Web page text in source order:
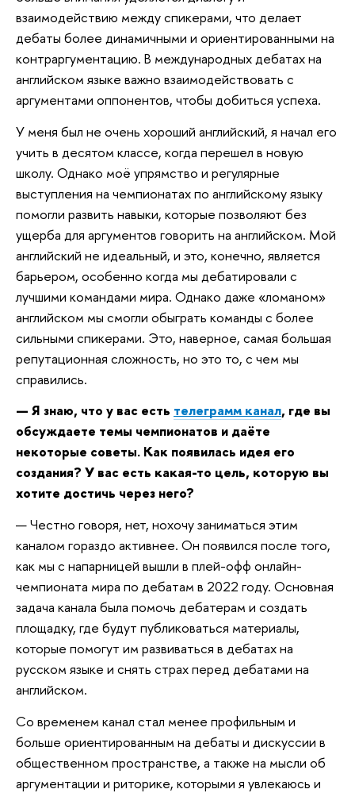
взаимодействию между спикерами, что делает
дебаты более динамичными и ориентированными на
контраргументацию. В международных дебатах на
английском языке важно взаимодействовать с
аргументами оппонентов, чтобы добиться успеха.
У меня был не очень хороший английский, я начал его
учить в десятом классе, когда перешел в новую
школу. Однако моё упрямство и регулярные
выступления на чемпионатах по английскому языку
помогли развить навыки, которые позволяют без
ущерба для аргументов говорить на английском. Мой
английский не идеальный, и это, конечно, является
барьером, особенно когда мы дебатировали с
лучшими командами мира. Однако даже «ломаном»
английском мы смогли обыграть команды с более
сильными спикерами. Это, наверное, самая большая
репутационная сложность, но это то, с чем мы
справились.
— Я знаю, что у вас есть телеграмм канал, где вы
обсуждаете темы чемпионатов и даёте
некоторые советы. Как появилась идея его
создания? У вас есть какая-то цель, которую вы
хотите достичь через него?
— Честно говоря, нет, нохочу заниматься этим
каналом гораздо активнее. Он появился после того,
как мы с напарницей вышли в плей-офф онлайн-
чемпионата мира по дебатам в 2022 году. Основная
задача канала была помочь дебатерам и создать
площадку, где будут публиковаться материалы,
которые помогут им развиваться в дебатах на
русском языке и снять страх перед дебатами на
английском.
Со временем канал стал менее профильным и
больше ориентированным на дебаты и дискуссии в
общественном пространстве, а также на мысли об
аргументации и риторике, которыми я увлекаюсь и